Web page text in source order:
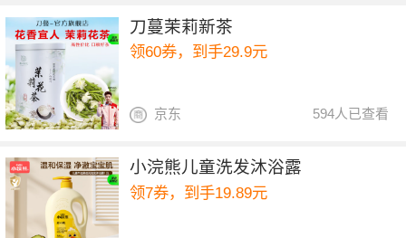
刀蔓茉莉新茶
领60券，到手29.9元
594人已查看
京东
小浣熊儿童洗发沐浴露
领7券，到手19.89元